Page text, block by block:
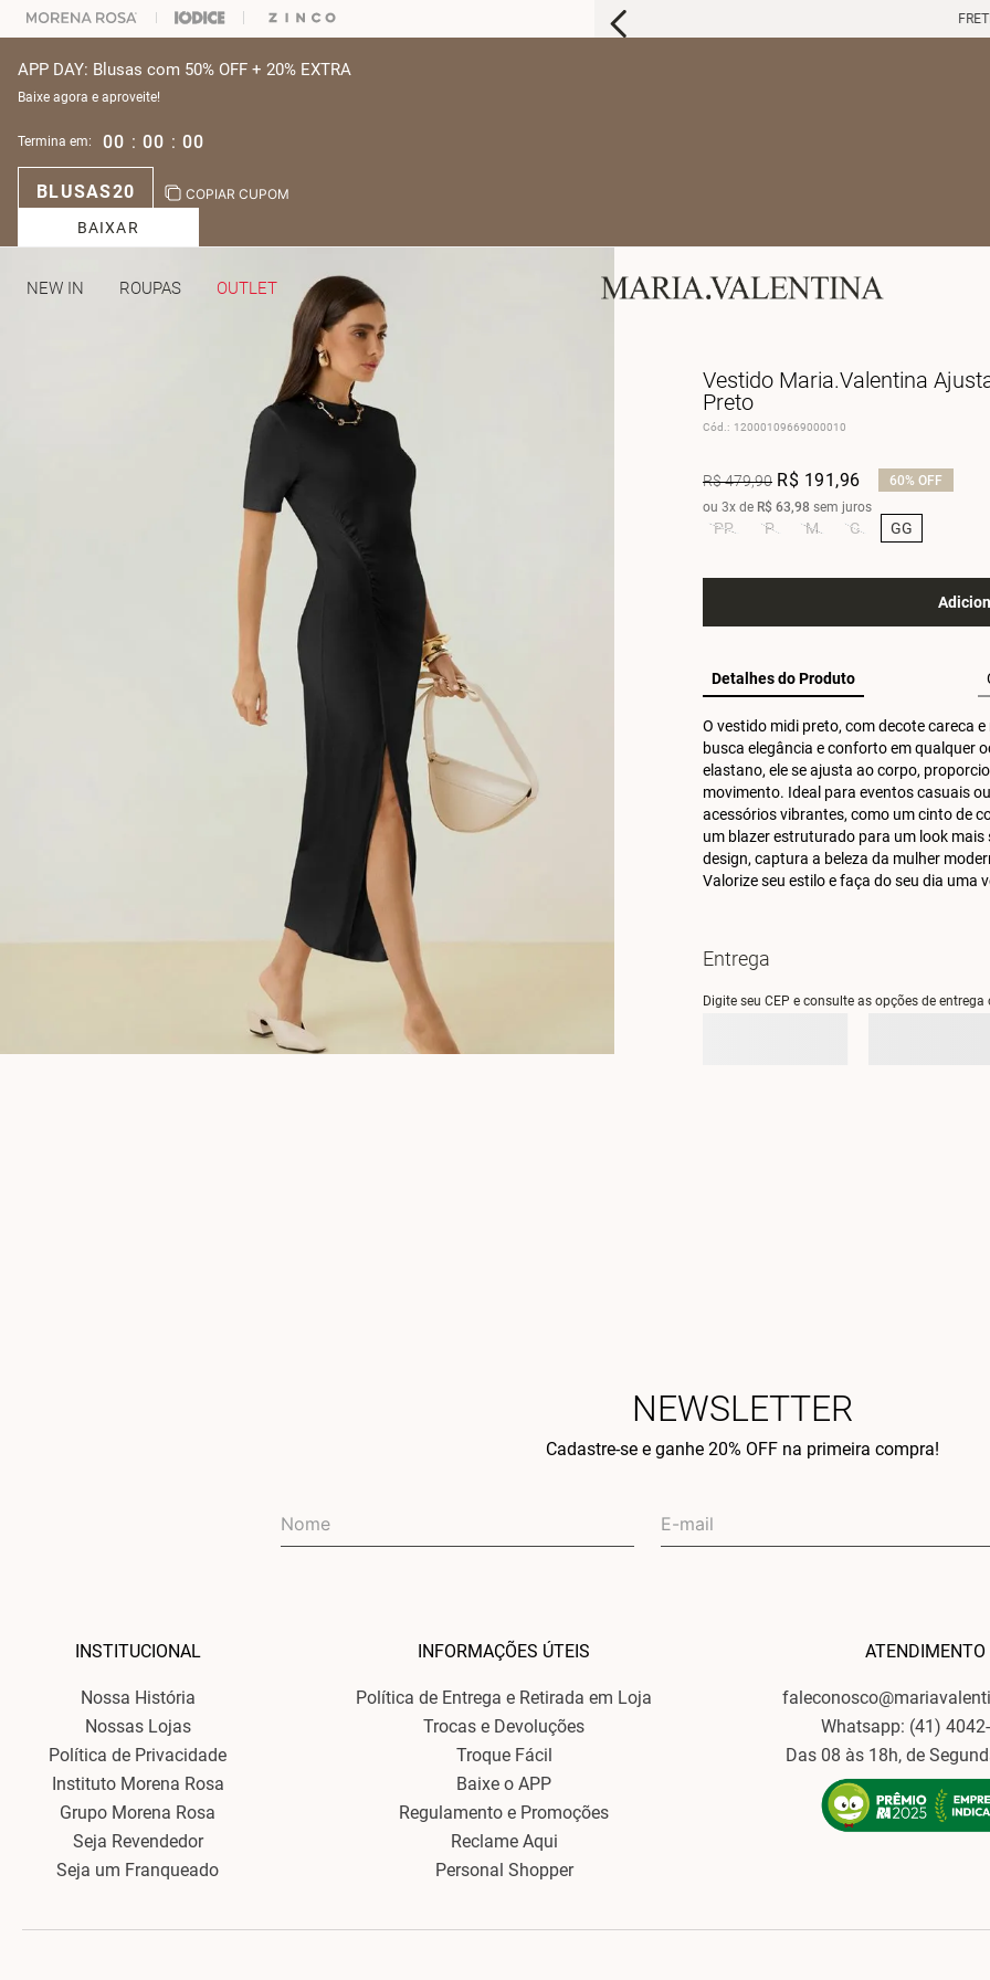
ESCOLHER SEU LOOK? FALE COM NOSSA PERSONAL SHOPPER.
APP DAY: Blusas com 50% OFF + 20% EXTRA
Baixe agora e aproveite!
Termina em: 00 : 00 : 00
BLUSAS20 COPIAR CUPOM
BAIXAR
NEW IN ROUPAS OUTLET
Vestido Maria.Valentina
Preto
Cód. : 12000109669000010
R$479,90 R$ 191 ,96 60% OFF
ou 3x de R$ 63,98 sem juros
PP P M G GG
Detalhes do Produto
O vestido midi preto, com decote careca
busca elegância e conforto em qualquer
elastano, ele se ajusta ao corpo,
movimento. Ideal para eventos casuais
acessórios vibrantes, como um cinto de
um blazer estruturado para um look
design, captura a beleza da mulher
Valorize seu estilo e faça do seu dia uma
Entrega
Digite seu CEP e consulte as opções de entrega
NEWSLETTER
Cadastre-se e ganhe 20% OFF na primeira compra!
INSTITUCIONAL
Nossa História
Nossas Lojas
Política de Privacidade
Instituto Morena Rosa
Grupo Morena Rosa
Seja Revendedor
Seja um Franqueado
INFORMAÇÕES ÚTEIS
Política de Entrega e Retirada em Loja
Trocas e Devoluções
Troque Fácil
Baixe o APP
Regulamento e Promoções
Reclame Aqui
Personal Shopper
ATENDIMENTO
Whatsapp: (41)
Das 08 às 18h, de